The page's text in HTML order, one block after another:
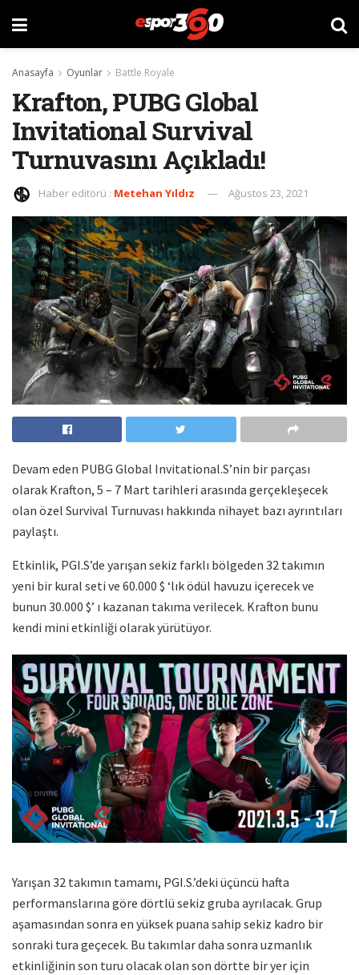
Anasayfa Oyunlar Battle Royale
Krafton, PUBG Global
Invitational Survival
Turnuvasını Açıkladı!
Haber editörü : Metehan Yıldız Ağustos 23, 2021
Devam eden PUBG Global Invitational.S’nin bir parçası
olarak Krafton, 5 – 7 Mart tarihleri ​​arasında gerçekleşecek
olan özel Survival Turnuvası hakkında nihayet bazı ayrıntıları
paylaştı.
Etkinlik, PGI.S’de yarışan sekiz farklı bölgeden 32 takımın
yeni bir kural seti ve 60.000 $ ‘lık ödül havuzu içerecek ve
bunun 30.000 $’ ı kazanan takıma verilecek. Krafton bunu
kendi mini etkinliği olarak yürütüyor.
Yarışan 32 takımın tamamı, PGI.S.’deki üçüncü hafta
performanslarına göre dörtlü sekiz gruba ayrılacak. Grup
aşamasından sonra en yüksek puana sahip sekiz kadro bir
sonraki tura geçecek. Bu takımlar daha sonra uzmanlık
etkinliğinin son turu olacak olan son dörtte bir yer için